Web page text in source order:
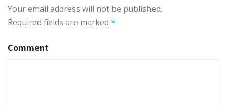
Your email address will not be published.
Required fields are marked *
Comment